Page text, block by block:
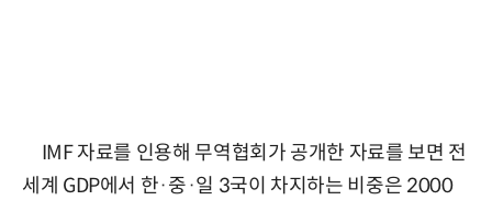
IMF 자료를 인용해 무역협회가 공개한 자료를 보면 전
세계 GDP에서 한·중·일 3국이 차지하는 비중은 2000